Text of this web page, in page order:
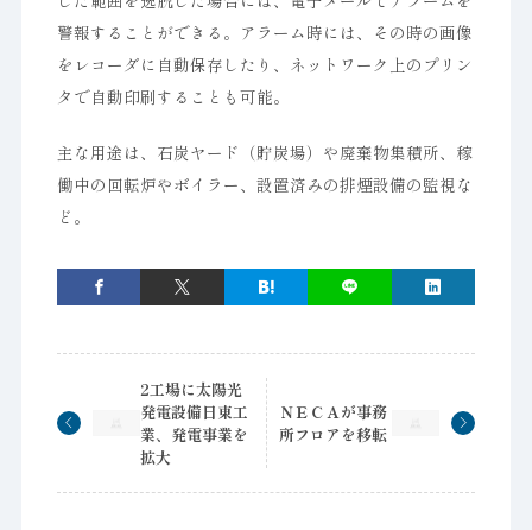
警報することができる。アラーム時には、その時の画像
をレコーダに自動保存したり、ネットワーク上のプリン
タで自動印刷することも可能。
主な用途は、石炭ヤード（貯炭場）や廃棄物集積所、稼
働中の回転炉やボイラー、設置済みの排煙設備の監視な
ど。
2工場に太陽光
発電設備日東工
業、発電事業を
拡大
ＮＥＣＡが事務
所フロアを移転